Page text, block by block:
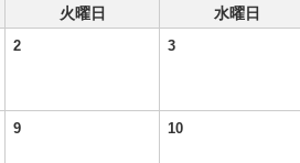
火曜日 水曜日
2 3
9 10